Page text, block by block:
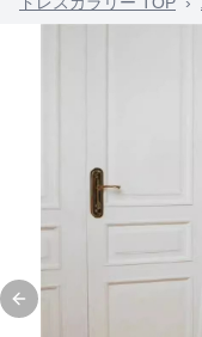
Previous slide